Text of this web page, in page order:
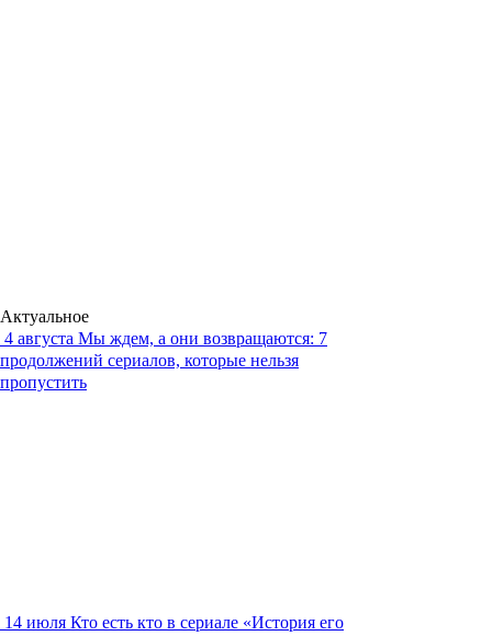
Актуальное
4 августа Мы ждем, а они возвращаются: 7
продолжений сериалов, которые нельзя
пропустить
14 июля Кто есть кто в сериале «История его